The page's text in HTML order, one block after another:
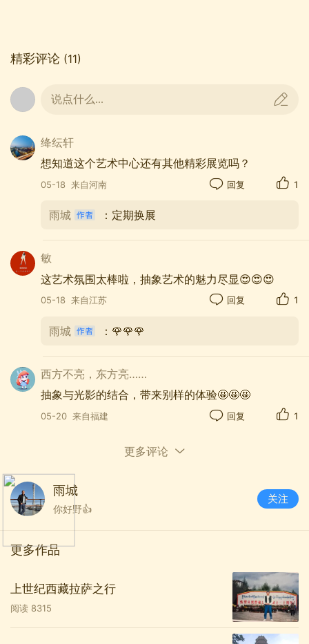
萧勤的《宇宙大爆发-2》撞进视线——红与白激烈
交缠，弧线如引力拉扯，白域里浮游的红点，像初
生的恒星在混沌中眨眼睛。七十年画“光”，他画的何
生，一光即道。站在这幅画前，我忽然懂了，所谓
“非具象”，不过是把肉眼看不见的秩序，画得比具象
更真。
精彩评论 (11)
说点什么...
绛纭轩
想知道这个艺术中心还有其他精彩展览吗？
05-18 来自河南 回复 1
雨城 ：定期换展
敏
这艺术氛围太棒啦，抽象艺术的魅力尽显😍😍😍
05-18 来自江苏 回复 1
雨城 ：🌹🌹🌹
西方不亮，东方亮……
抽象与光影的结合，带来别样的体验🤩🤩🤩
05-20 来自福建 回复 1
更多评论
雨城
你好野👍
关注
更多作品
上世纪西藏拉萨之行
阅读 8315